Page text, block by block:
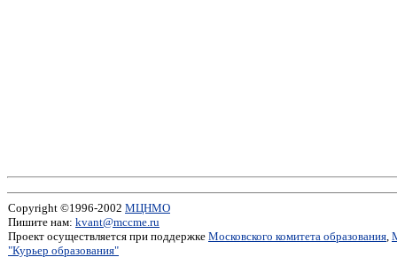
Copyright ©1996-2002 МЦНМО
Пишите нам: kvant@mccme.ru
Проект осуществляется при поддержке Московского комитета образования,
"Курьер образования"